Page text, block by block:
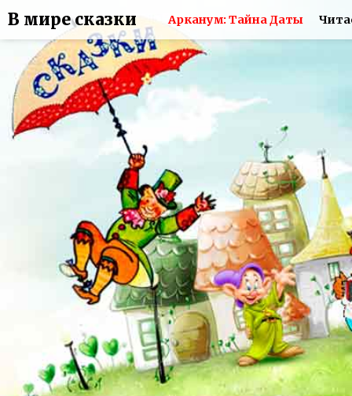
В мире сказки Арканум: Тайна Даты